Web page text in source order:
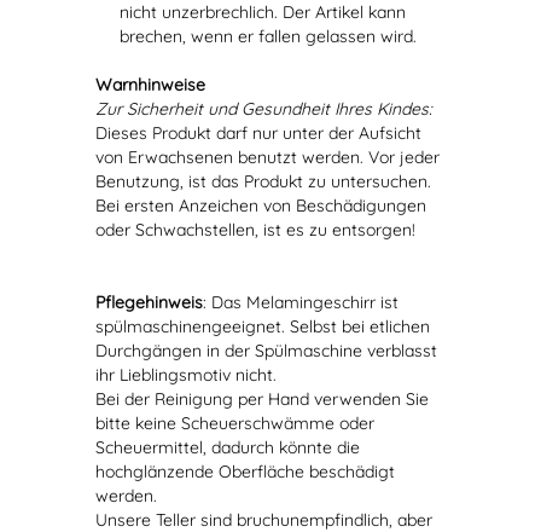
nicht unzerbrechlich. Der Artikel kann
brechen, wenn er fallen gelassen wird.
Warnhinweise
Zur Sicherheit und Gesundheit Ihres Kindes:
Dieses Produkt darf nur unter der Aufsicht
von Erwachsenen benutzt werden. Vor jeder
Benutzung, ist das Produkt zu untersuchen.
Bei ersten Anzeichen von Beschädigungen
oder Schwachstellen, ist es zu entsorgen!
Pflegehinweis: Das Melamingeschirr ist
spülmaschinengeeignet. Selbst bei etlichen
Durchgängen in der Spülmaschine verblasst
ihr Lieblingsmotiv nicht.
Bei der Reinigung per Hand verwenden Sie
bitte keine Scheuerschwämme oder
Scheuermittel, dadurch könnte die
hochglänzende Oberfläche beschädigt
werden.
Unsere Teller sind bruchunempfindlich, aber